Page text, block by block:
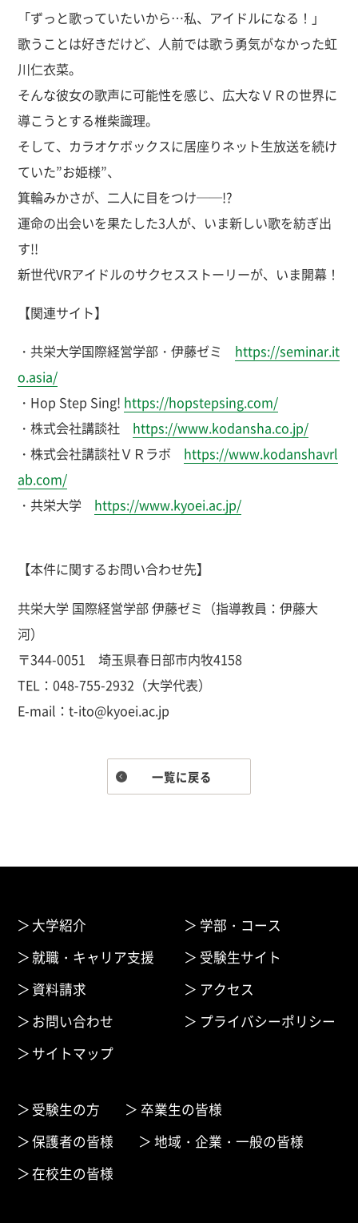
「ずっと歌っていたいから…私、アイドルになる！」
歌うことは好きだけど、人前では歌う勇気がなかった虹
川仁衣菜。
そんな彼女の歌声に可能性を感じ、広大なＶＲの世界に
導こうとする椎柴識理。
そして、カラオケボックスに居座りネット生放送を続け
ていた”お姫様”、
箕輪みかさが、二人に目をつけ──!?
運命の出会いを果たした3人が、いま新しい歌を紡ぎ出
す!!
新世代VRアイドルのサクセスストーリーが、いま開幕！
【関連サイト】
・共栄大学国際経営学部・伊藤ゼミ https://seminar.it
o.asia/
・Hop Step Sing! https://hopstepsing.com/
・株式会社講談社 https://www.kodansha.co.jp/
・株式会社講談社ＶＲラボ https://www.kodanshavrl
ab.com/
・共栄大学 https://www.kyoei.ac.jp/
【本件に関するお問い合わせ先】
共栄大学 国際経営学部 伊藤ゼミ（指導教員：伊藤大
河）
〒344-0051 埼玉県春日部市内牧4158
TEL：048-755-2932（大学代表）
E-mail：t-ito@kyoei.ac.jp
一覧に戻る
大学紹介
学部・コース
就職・キャリア支援
受験生サイト
資料請求
アクセス
お問い合わせ
プライバシーポリシー
サイトマップ
受験生の方
卒業生の皆様
保護者の皆様
地域・企業・一般の皆様
在校生の皆様